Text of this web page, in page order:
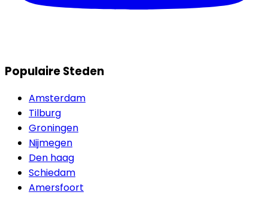
Populaire Steden
Amsterdam
Tilburg
Groningen
Nijmegen
Den haag
Schiedam
Amersfoort